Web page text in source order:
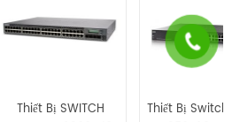
Thiết Bị SWITCH
Thiết Bị